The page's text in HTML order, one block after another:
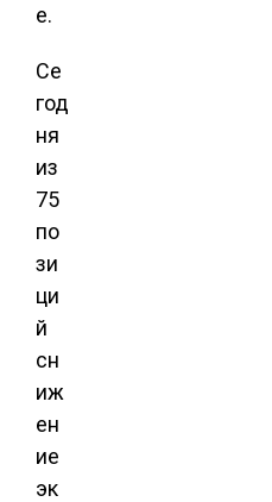
е.
Се
год
ня
из
75
по
зи
ци
й
сн
иж
ен
ие
эк